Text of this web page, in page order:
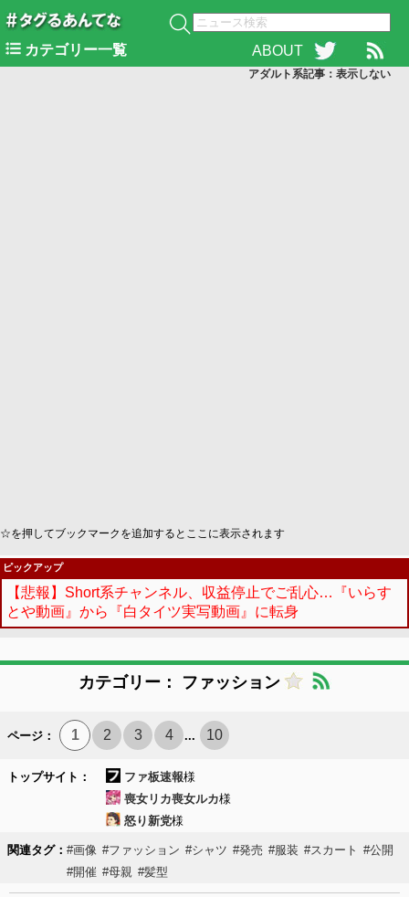
カテゴリー一覧 ABOUT
アダルト系記事：表示しない
☆を押してブックマークを追加するとここに表示されます
ピックアップ
【悲報】Short系チャンネル、収益停止でご乱心…『いらす
とや動画』から『白タイツ実写動画』に転身
カテゴリー： ファッション